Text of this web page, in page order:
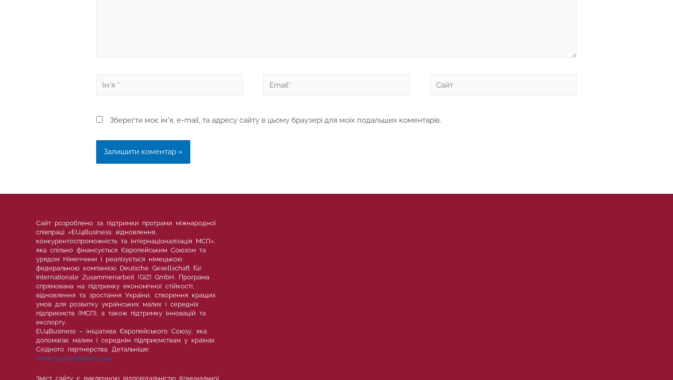
Ім'я
Email* Сайт
Зберегти моє ім'я, e-mail, та адресу сайту в цьому браузері для моїх подальших коментарів.
Сайт розроблено за підтримки програми міжнародної
співпраці «EU4Business: відновлення,
конкурентоспроможність та інтернаціоналізація МСП»,
яка спільно фінансується Європейським Союзом та
урядом Німеччини і реалізується німецькою
федеральною компанією Deutsche Gesellschaft für
Internationale Zusammenarbeit (GIZ) GmbH. Програма
спрямована на підтримку економічної стійкості,
відновлення та зростання України, створення кращих
умов для розвитку українських малих і середніх
підприємств (МСП), а також підтримку інновацій та
експорту.
EU4Business – ініціатива Європейського Союзу, яка
допомагає малим і середнім підприємствам у країнах
Східного партнерства. Детальніше:
www.eu4business.org.ua
Зміст сайту є виключною відповідальністю Комунальної